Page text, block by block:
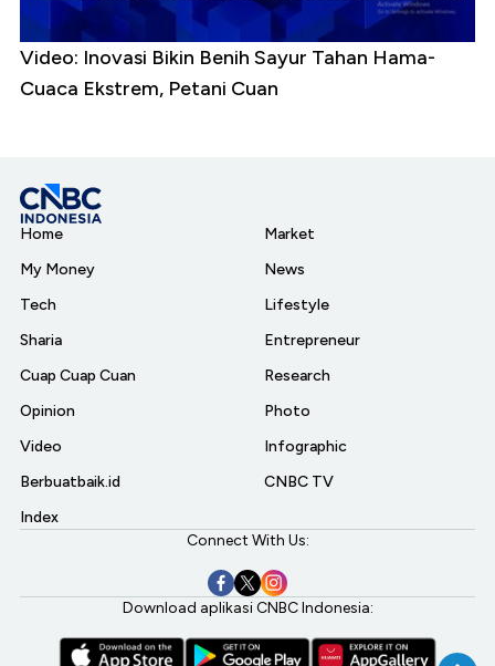
Video: Inovasi Bikin Benih Sayur Tahan Hama-
Cuaca Ekstrem, Petani Cuan
Home
My Money
Tech
Sharia
Cuap Cuap Cuan
Opinion
Video
Berbuatbaik.id
Index
Market
News
Lifestyle
Entrepreneur
Research
Photo
Infographic
CNBC TV
Connect With Us:
Download aplikasi CNBC Indonesia: